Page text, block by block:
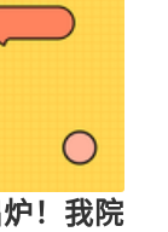
！我院